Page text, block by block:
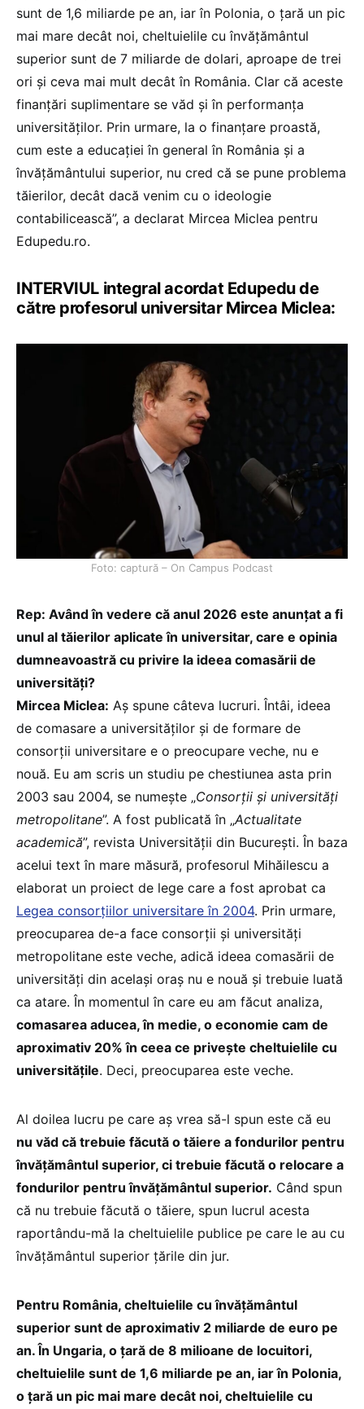
sunt de 1,6 miliarde pe an, iar în Polonia, o țară un pic
mai mare decât noi, cheltuielile cu învățământul
superior sunt de 7 miliarde de dolari, aproape de trei
ori și ceva mai mult decât în România. Clar că aceste
finanțări suplimentare se văd și în performanța
universităților. Prin urmare, la o finanțare proastă,
cum este a educației în general în România și a
învățământului superior, nu cred că se pune problema
tăierilor, decât dacă venim cu o ideologie
contabilicească”, a declarat Mircea Miclea pentru
Edupedu.ro.
INTERVIUL integral acordat Edupedu de
către profesorul universitar Mircea Miclea:
Foto: captură – On Campus Podcast
Rep: Având în vedere că anul 2026 este anunțat a fi
unul al tăierilor aplicate în universitar, care e opinia
dumneavoastră cu privire la ideea comasării de
universități?
Mircea Miclea: Aș spune câteva lucruri. Întâi, ideea
de comasare a universităților și de formare de
consorții universitare e o preocupare veche, nu e
nouă. Eu am scris un studiu pe chestiunea asta prin
2003 sau 2004, se numește „Consorții și universități
metropolitane”. A fost publicată în „Actualitate
academică”, revista Universității din București. În baza
acelui text în mare măsură, profesorul Mihăilescu a
elaborat un proiect de lege care a fost aprobat ca
Legea consorțiilor universitare în 2004. Prin urmare,
preocuparea de-a face consorții și universități
metropolitane este veche, adică ideea comasării de
universități din același oraș nu e nouă și trebuie luată
ca atare. În momentul în care eu am făcut analiza,
comasarea aducea, în medie, o economie cam de
aproximativ 20% în ceea ce privește cheltuielile cu
universitățile. Deci, preocuparea este veche.
Al doilea lucru pe care aș vrea să-l spun este că eu
nu văd că trebuie făcută o tăiere a fondurilor pentru
învățământul superior, ci trebuie făcută o relocare a
fondurilor pentru învățământul superior. Când spun
că nu trebuie făcută o tăiere, spun lucrul acesta
raportându-mă la cheltuielile publice pe care le au cu
învățământul superior țările din jur.
Pentru România, cheltuielile cu învățământul
superior sunt de aproximativ 2 miliarde de euro pe
an. În Ungaria, o țară de 8 milioane de locuitori,
cheltuielile sunt de 1,6 miliarde pe an, iar în Polonia,
o țară un pic mai mare decât noi, cheltuielile cu